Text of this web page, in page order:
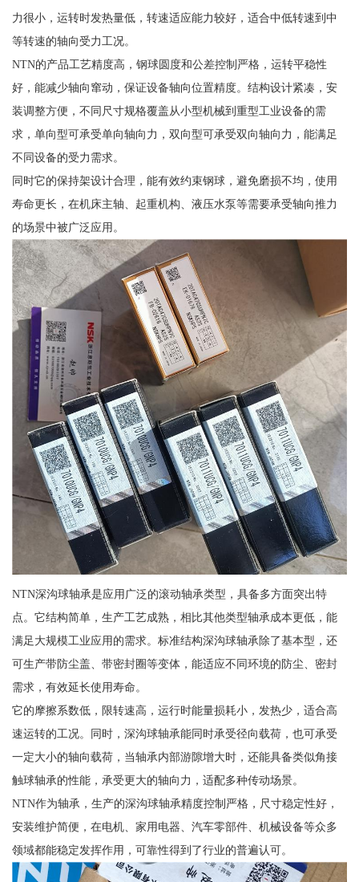
力很小，运转时发热量低，转速适应能力较好，适合中低转速到中
等转速的轴向受力工况。
NTN的产品工艺精度高，钢球圆度和公差控制严格，运转平稳性
好，能减少轴向窜动，保证设备轴向位置精度。结构设计紧凑，安
装调整方便，不同尺寸规格覆盖从小型机械到重型工业设备的需
求，单向型可承受单向轴向力，双向型可承受双向轴向力，能满足
不同设备的受力需求。
同时它的保持架设计合理，能有效约束钢球，避免磨损不均，使用
寿命更长，在机床主轴、起重机构、液压水泵等需要承受轴向推力
的场景中被广泛应用。
NTN深沟球轴承是应用广泛的滚动轴承类型，具备多方面突出特
点。它结构简单，生产工艺成熟，相比其他类型轴承成本更低，能
满足大规模工业应用的需求。标准结构深沟球轴承除了基本型，还
可生产带防尘盖、带密封圈等变体，能适应不同环境的防尘、密封
需求，有效延长使用寿命。
它的摩擦系数低，限转速高，运行时能量损耗小，发热少，适合高
速运转的工况。同时，深沟球轴承能同时承受径向载荷，也可承受
一定大小的轴向载荷，当轴承内部游隙增大时，还能具备类似角接
触球轴承的性能，承受更大的轴向力，适配多种传动场景。
NTN作为轴承，生产的深沟球轴承精度控制严格，尺寸稳定性好，
安装维护简便，在电机、家用电器、汽车零部件、机械设备等众多
领域都能稳定发挥作用，可靠性得到了行业的普遍认可。